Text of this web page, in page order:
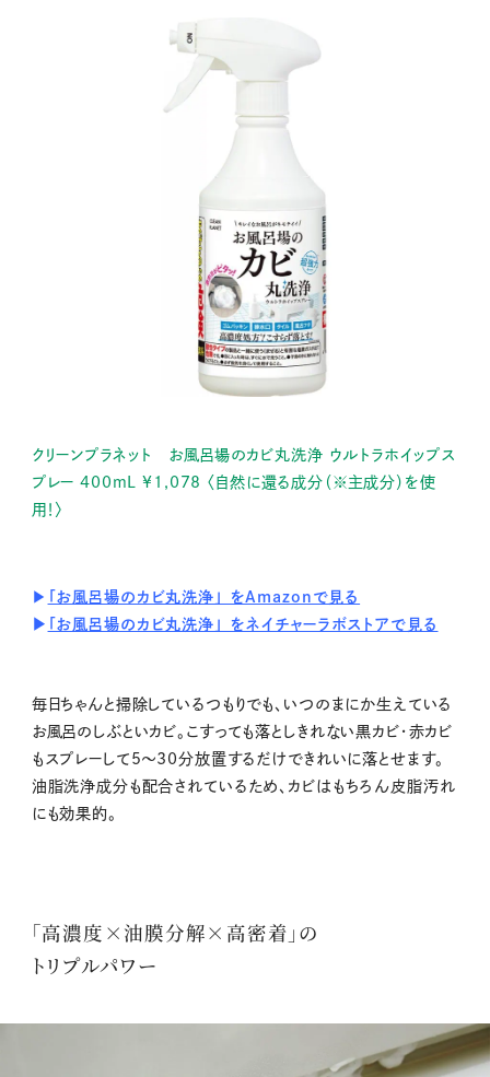
クリーンプラネット お風呂場のカビ丸洗浄 ウルトラホイップス
プレー 400mL ¥1,078 〈自然に還る成分（※主成分）を使
用！〉
▶ 「お風呂場のカビ丸洗浄」 をAmazonで見る
▶ 「お風呂場のカビ丸洗浄」 をネイチャーラボストアで見る
毎日ちゃんと掃除しているつもりでも、いつのまにか生えている
お風呂のしぶといカビ。こすっても落としきれない黒カビ・赤カビ
もスプレーして5～30分放置するだけできれいに落とせます。
油脂洗浄成分も配合されているため、カビはもちろん皮脂汚れ
にも効果的。
「高濃度×油膜分解×高密着」の
トリプルパワー